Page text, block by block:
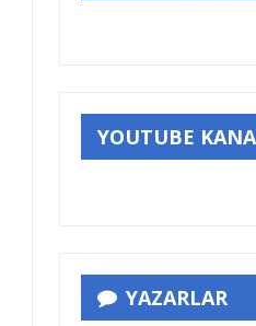
YOUTUBE
YAZARLAR